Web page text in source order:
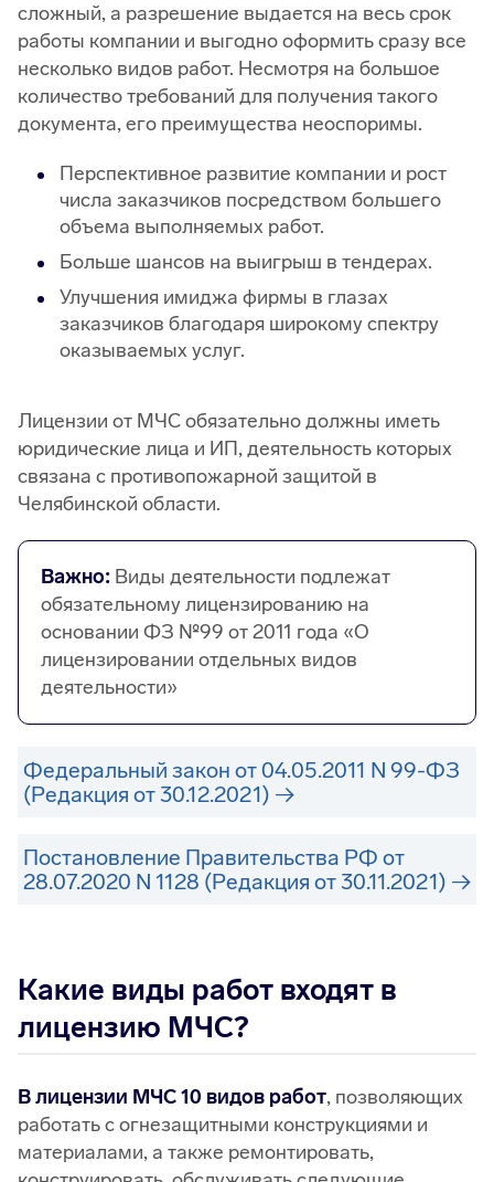
сложный, а разрешение выдается на весь срок
работы компании и выгодно оформить сразу все
несколько видов работ. Несмотря на большое
количество требований для получения такого
документа, его преимущества неоспоримы.
Перспективное развитие компании и рост
числа заказчиков посредством большего
объема выполняемых работ.
Больше шансов на выигрыш в тендерах.
Улучшения имиджа фирмы в глазах
заказчиков благодаря широкому спектру
оказываемых услуг.
Лицензии от МЧС обязательно должны иметь
юридические лица и ИП, деятельность которых
связана с противопожарной защитой в
Челябинской области.
Важно: Виды деятельности подлежат
обязательному лицензированию на
основании ФЗ №99 от 2011 года «О
лицензировании отдельных видов
деятельности»
Федеральный закон от 04.05.2011 N 99-ФЗ
(Редакция от 30.12.2021)
Постановление Правительства РФ от
28.07.2020 N 1128 (Редакция от 30.11.2021)
Какие виды работ входят в
лицензию МЧС?
В лицензии МЧС 10 видов работ, позволяющих
работать с огнезащитными конструкциями и
материалами, а также ремонтировать,